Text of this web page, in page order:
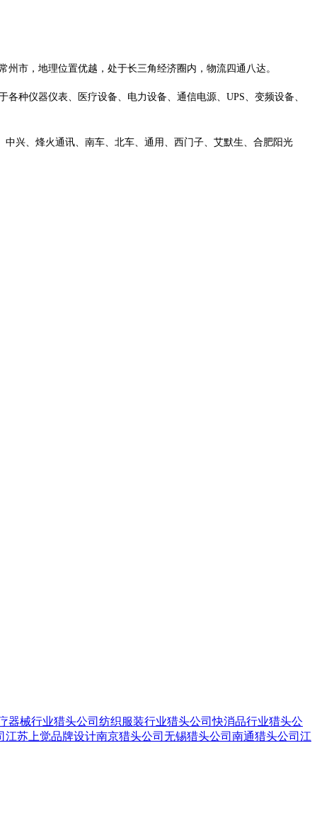
市，地理位置优越，处于长三角经济圈内，物流四通八达。
种仪器仪表、医疗设备、电力设备、通信电源、UPS、变频设备、
兴、烽火通讯、南车、北车、通用、西门子、艾默生、合肥阳光
器械行业猎头公司 纺织服装行业猎头公司快消品行业猎头公
江苏上觉品牌设计南京猎头公司 无锡猎头公司 南通猎头公司 江